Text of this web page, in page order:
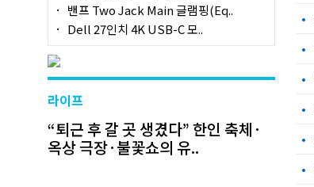
밴프 Two Jack Main 글램핑(Eq..
Dell 27인치 4K USB-C 모..
라이프
“퇴근 후 갈 곳 생겼다” 한인 축체·
옥상 극장·불꽃쇼의 유..
•
•
•
•
•
•